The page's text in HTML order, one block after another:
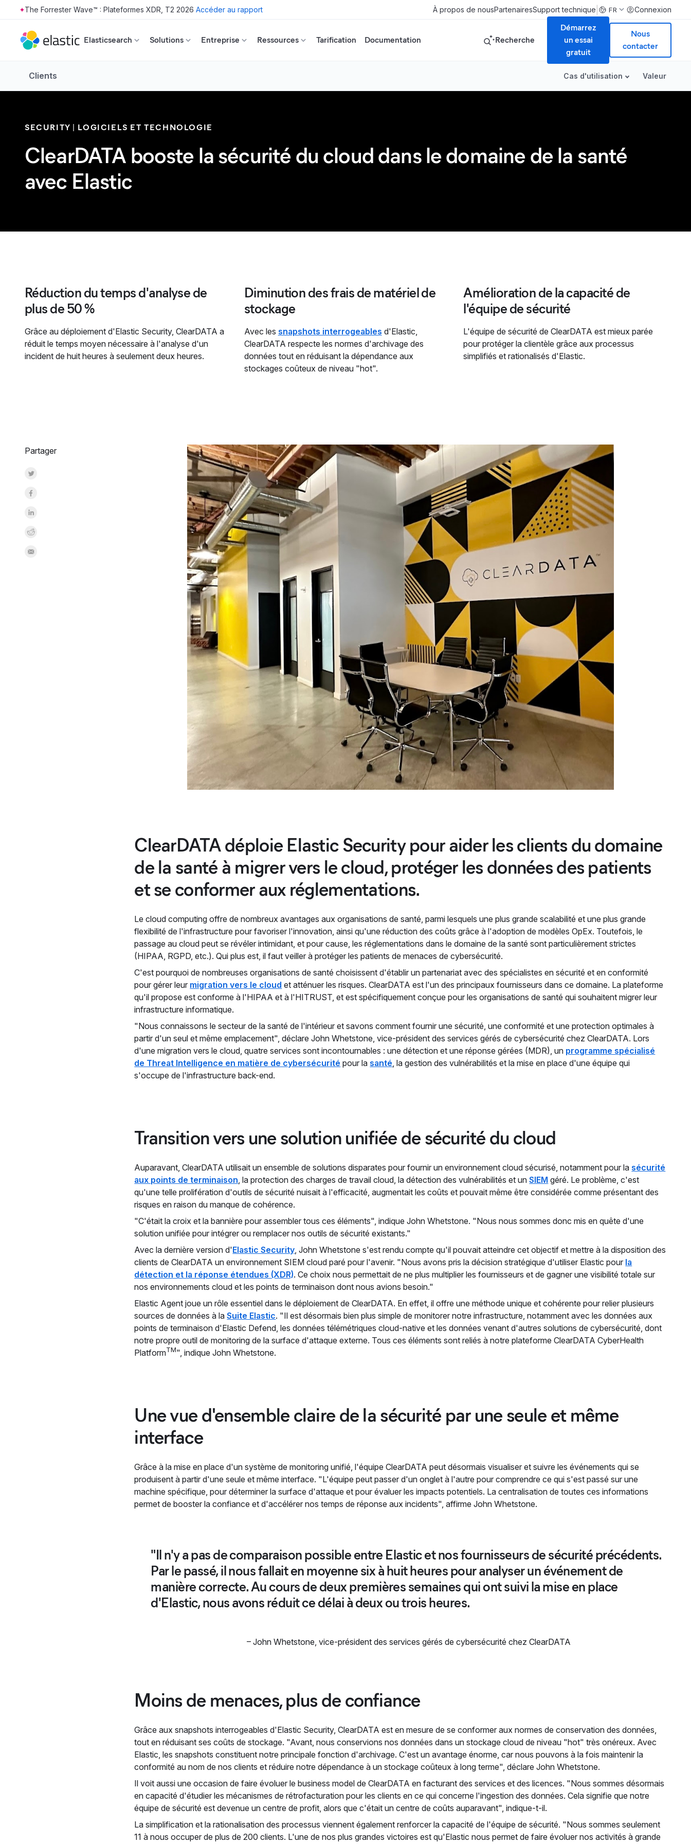
Skip to main content
The Forrester Wave™ : Plateformes XDR, T2 2026 Accéder au rapport À propos de nousPartenairesSupport technique FR Connexion
Elasticsearch Solutions Entreprise Ressources Tarification Documentation Recherche
Démarrez
un essai
gratuit
Nous
contacter
Clients Cas d'utilisation Valeur
SECURITY LOGICIELS ET TECHNOLOGIE
ClearDATA booste la sécurité du cloud dans le domaine de la santé
avec Elastic
Réduction du temps d'analyse de
plus de 50 %
Grâce au déploiement d'Elastic Security, ClearDATA a
réduit le temps moyen nécessaire à l'analyse d'un
incident de huit heures à seulement deux heures.
Diminution des frais de matériel de
stockage
Avec les snapshots interrogeables d'Elastic,
ClearDATA respecte les normes d'archivage des
données tout en réduisant la dépendance aux
stockages coûteux de niveau "hot".
Amélioration de la capacité de
l'équipe de sécurité
L'équipe de sécurité de ClearDATA est mieux parée
pour protéger la clientèle grâce aux processus
simplifiés et rationalisés d'Elastic.
Partager
Share on Twitter
Share on Facebook
Share on LinkedInr
Share on Reddit
Share by Email
ClearDATA déploie Elastic Security pour aider les clients du domaine
de la santé à migrer vers le cloud, protéger les données des patients
et se conformer aux réglementations.
Le cloud computing offre de nombreux avantages aux organisations de santé, parmi lesquels une plus grande scalabilité et une plus grande
flexibilité de l'infrastructure pour favoriser l'innovation, ainsi qu'une réduction des coûts grâce à l'adoption de modèles OpEx. Toutefois, le
passage au cloud peut se révéler intimidant, et pour cause, les réglementations dans le domaine de la santé sont particulièrement strictes
(HIPAA, RGPD, etc.). Qui plus est, il faut veiller à protéger les patients de menaces de cybersécurité.
C'est pourquoi de nombreuses organisations de santé choisissent d'établir un partenariat avec des spécialistes en sécurité et en conformité
pour gérer leur migration vers le cloud et atténuer les risques. ClearDATA est l'un des principaux fournisseurs dans ce domaine. La plateforme
qu'il propose est conforme à l'HIPAA et à l'HITRUST, et est spécifiquement conçue pour les organisations de santé qui souhaitent migrer leur
infrastructure informatique.
"Nous connaissons le secteur de la santé de l'intérieur et savons comment fournir une sécurité, une conformité et une protection optimales à
partir d'un seul et même emplacement", déclare John Whetstone, vice-président des services gérés de cybersécurité chez ClearDATA. Lors
d'une migration vers le cloud, quatre services sont incontournables : une détection et une réponse gérées (MDR), un programme spécialisé
de Threat Intelligence en matière de cybersécurité pour la santé , la gestion des vulnérabilités et la mise en place d'une équipe qui
s'occupe de l'infrastructure back-end.
Transition vers une solution unifiée de sécurité du cloud
Auparavant, ClearDATA utilisait un ensemble de solutions disparates pour fournir un environnement cloud sécurisé, notamment pour la sécurité
aux points de terminaison , la protection des charges de travail cloud, la détection des vulnérabilités et unSIEM géré. Le problème, c'est
qu'une telle prolifération d'outils de sécurité nuisait à l'efficacité, augmentait les coûts et pouvait même être considérée comme présentant des
risques en raison du manque de cohérence.
"C'était la croix et la bannière pour assembler tous ces éléments", indique John Whetstone. "Nous nous sommes donc mis en quête d'une
solution unifiée pour intégrer ou remplacer nos outils de sécurité existants."
Avec la dernière version d'Elastic Security , John Whetstone s'est rendu compte qu'il pouvait atteindre cet objectif et mettre à la disposition des
clients de ClearDATA un environnement SIEM cloud paré pour l'avenir. "Nous avons pris la décision stratégique d'utiliser Elastic pour la
détection et la réponse étendues (XDR). Ce choix nous permettait de ne plus multiplier les fournisseurs et de gagner une visibilité totale sur
nos environnements cloud et les points de terminaison dont nous avions besoin."
Elastic Agent joue un rôle essentiel dans le déploiement de ClearDATA. En effet, il offre une méthode unique et cohérente pour relier plusieurs
sources de données à laSuite Elastic. "Il est désormais bien plus simple de monitorer notre infrastructure, notamment avec les données aux
points de terminaison d'Elastic Defend, les données télémétriques cloud-native et les données venant d'autres solutions de cybersécurité, dont
notre propre outil de monitoring de la surface d'attaque externe. Tous ces éléments sont reliés à notre plateforme ClearDATA CyberHealth
PlatformTM", indique John Whetstone.
Une vue d'ensemble claire de la sécurité par une seule et même
interface
Grâce à la mise en place d'un système de monitoring unifié, l'équipe ClearDATA peut désormais visualiser et suivre les événements qui se
produisent à partir d'une seule et même interface. "L'équipe peut passer d'un onglet à l'autre pour comprendre ce qui s'est passé sur une
machine spécifique, pour déterminer la surface d'attaque et pour évaluer les impacts potentiels. La centralisation de toutes ces informations
permet de booster la confiance et d'accélérer nos temps de réponse aux incidents", affirme John Whetstone.
"Il n'y a pas de comparaison possible entre Elastic et nos fournisseurs de sécurité précédents.
Par le passé, il nous fallait en moyenne six à huit heures pour analyser un événement de
manière correcte. Au cours de deux premières semaines qui ont suivi la mise en place
d'Elastic, nous avons réduit ce délai à deux ou trois heures.
– John Whetstone vice-président des services gérés de cybersécurité chez ClearDATA
Moins de menaces, plus de confiance
Grâce aux snapshots interrogeables d'Elastic Security, ClearDATA est en mesure de se conformer aux normes de conservation des données,
tout en réduisant ses coûts de stockage. "Avant, nous conservions nos données dans un stockage cloud de niveau "hot" très onéreux. Avec
Elastic, les snapshots constituent notre principale fonction d'archivage. C'est un avantage énorme, car nous pouvons à la fois maintenir la
conformité au nom de nos clients et réduire notre dépendance à un stockage coûteux à long terme", déclare John Whetstone.
Il voit aussi une occasion de faire évoluer le business model de ClearDATA en facturant des services et des licences. "Nous sommes désormais
en capacité d'étudier les mécanismes de rétrofacturation pour les clients en ce qui concerne l'ingestion des données. Cela signifie que notre
équipe de sécurité est devenue un centre de profit, alors que c'était un centre de coûts auparavant", indique-t-il.
La simplification et la rationalisation des processus viennent également renforcer la capacité de l'équipe de sécurité. "Nous sommes seulement
11 à nous occuper de plus de 200 clients. L'une de nos plus grandes victoires est qu'Elastic nous permet de faire évoluer nos activités à grande